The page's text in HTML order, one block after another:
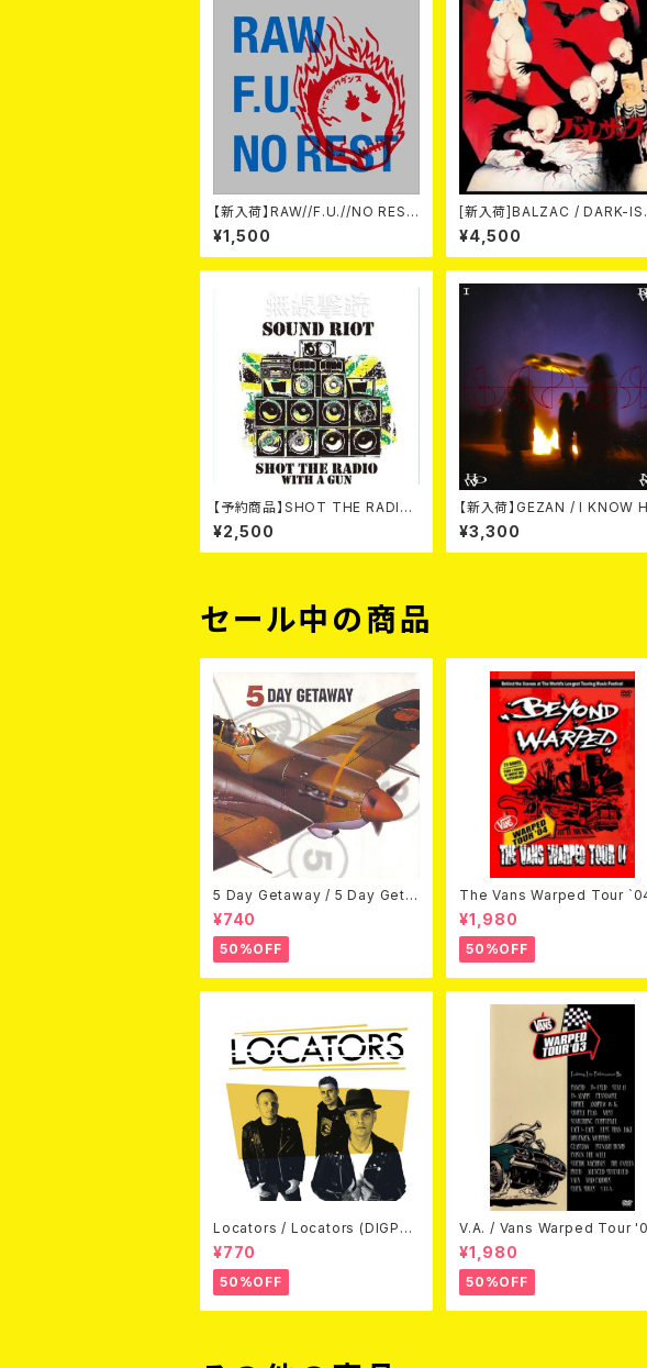
【新入荷】RAW//F.U.//NO REST
/ 3way split EP ハード ラック
ダンス (CD)
¥1,500
[新入荷]BALZAC / DARK-
-20th Anniversary
on- (2CD)
¥4,500
【予約商品】SHOT THE RADIO
WITH A GUN / SOUND RIOT
(CD)【8月８日発売】
¥2,500
【新入荷】GEZAN / I KNOW
W NOW (CD)
¥3,300
セール中の商品
5 Day Getaway / 5 Day Geta
way (CDEP)
¥740
50%OFF
The Vans Warped Tour
Beyond Warped (国内盤
¥1,980
50%OFF
Locators / Locators (DIGPAC
K CD)
¥770
50%OFF
V.A. / Vans Warped Tour
(DVD)
¥1,980
50%OFF